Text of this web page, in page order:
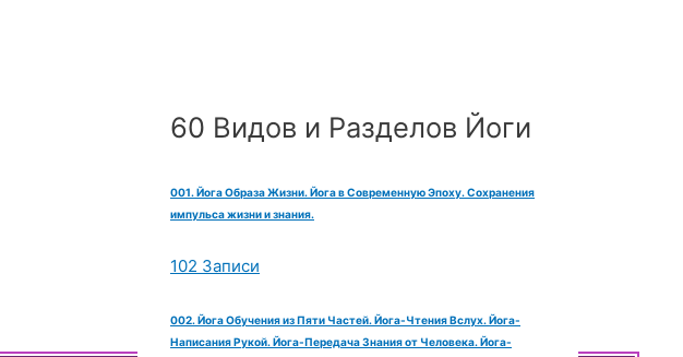
60 Видов и Разделов Йоги
001. Йога Образа Жизни. Йога в Современную Эпоху. Сохранения
импульса жизни и знания.
102 Записи
002. Йога Обучения из Пяти Частей. Йога-Чтения Вслух. Йога-
Написания Рукой. Йога-Передача Знания от Человека. Йога-